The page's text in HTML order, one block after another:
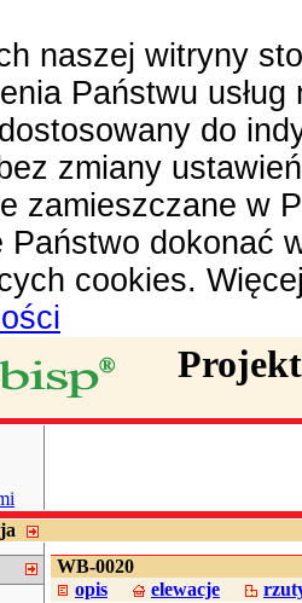
naszej witryny
Państwu
do
zmiany
zamieszczane w
Państwo dokonać
cookies.
WB-0020
opis
elewacje